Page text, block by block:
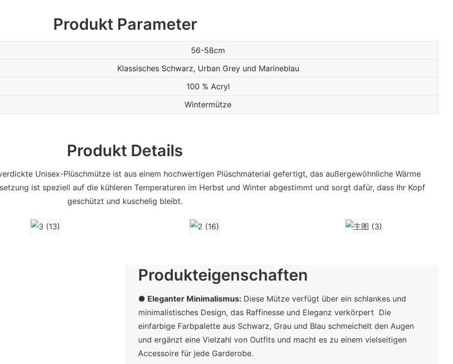
Produkt Parameter
56-58cm
Klassisches Schwarz, Urban Grey und Marineblau
100 % Acryl
Wintermütze
Produkt Details
Unisex-Plüschmütze ist aus einem hochwertigen Plüschmaterial gefertigt, das außergewöhnliche Wärme
ist speziell auf die kühleren Temperaturen im Herbst und Winter abgestimmt und sorgt dafür, dass Ihr Kopf
geschützt und kuschelig bleibt.
Produkteigenschaften
● Eleganter Minimalismus: Diese Mütze verfügt über ein schlankes und
minimalistisches Design, das Raffinesse und Eleganz verkörpert Die
einfarbige Farbpalette aus Schwarz, Grau und Blau schmeichelt den Augen
und ergänzt eine Vielzahl von Outfits und macht es zu einem vielseitigen
Accessoire für jede Garderobe.